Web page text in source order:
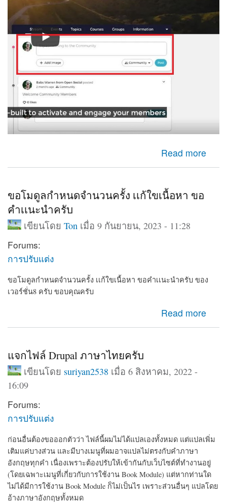
Read more
about ใช้กล่องเพื่มเนื้อหาออกมาแสดงหน้าเว็บ
ขอโมดูลกำหนดจำนวนครั้ง เเก้ใขเนื้อหา ขอ
คำเเนะนำครับ
เขียนโดย Tonเมื่อ 9 กันยายน, 2023 - 11:28
Forums:
การปรับแต่ง
ขอโมดูลกำหนดจำนวนครั้ง เเก้ใขเนื้อหา ขอคำเเนะนำครับ ของ
เวอร์ชั่น8 ครับ ขอบคุณครับ
Read more
about ขอโมดูลกำหนดจำนวนครั้ง เเก้ใขเนื้อหา ขอคำเเนะ
นำครับ
แจกไฟล์ Drupal ภาษาไทยครับ
เขียนโดย suriyan2538 เมื่อ 6 สิงหาคม, 2022 -
16:09
Forums:
การปรับแต่ง
ก่อนอื่นต้องขอออกตัวว่า ไฟล์นี้ผมไม่ได้แปลเองทั้งหมด แต่แปลเพิ่ม
เติมแค่บางส่วน และมีบางเมนูที่ผมอาจแปลไม่ตรงกับคำภาษา
อังกฤษทุกคำ เนื่องเพราะต้องปรับให้เข้ากันกับเว็บไซต์ที่ทำงานอยู่
(โดยเฉพาะเมนูที่เกี่ยวกับการใช้งาน Book Module) แต่หากท่านใด
ไม่ได้มีการใช้งาน Book Module ก็ไม่เป็นไร เพราะส่วนอื่นๆ แปลโดย
อ้างภาษาอังกฤษทั้งหมด